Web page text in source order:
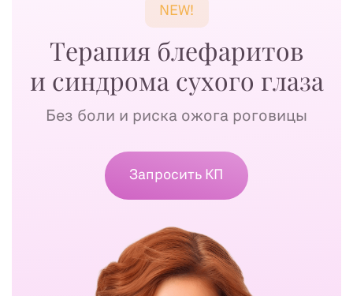
NEW!
Терапия блефаритов
и синдрома сухого глаза
Без боли и риска ожога роговицы
Запросить КП